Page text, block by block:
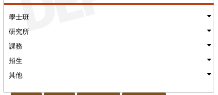
學士班
研究所
課務
招生
其他